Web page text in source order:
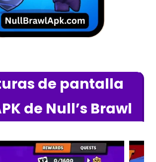
de pantalla
de Null’s Brawl